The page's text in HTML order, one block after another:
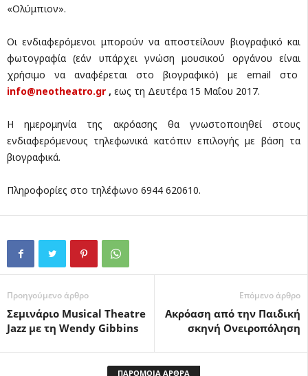
«Ολύμπιον».
Οι ενδιαφερόμενοι μπορούν να αποστείλουν βιογραφικό και
φωτογραφία (εάν υπάρχει γνώση μουσικού οργάνου είναι
χρήσιμο να αναφέρεται στο βιογραφικό) με email στο
info@neotheatro.gr , εως τη Δευτέρα 15 Μαΐου 2017.
Η ημερομηνία της ακρόασης θα γνωστοποιηθεί στους
ενδιαφερόμενους τηλεφωνικά κατόπιν επιλογής με βάση τα
βιογραφικά.
Πληροφορίες στο τηλέφωνο 6944 620610.
Προηγούμενο άρθρο
Σεμινάριο Musical Theatre
Jazz με τη Wendy Gibbins
Επόμενο άρθρο
Ακρόαση από την Παιδική
σκηνή Ονειροπόληση
ΠΑΡΟΜΟΙΑ ΑΡΘΡΑ